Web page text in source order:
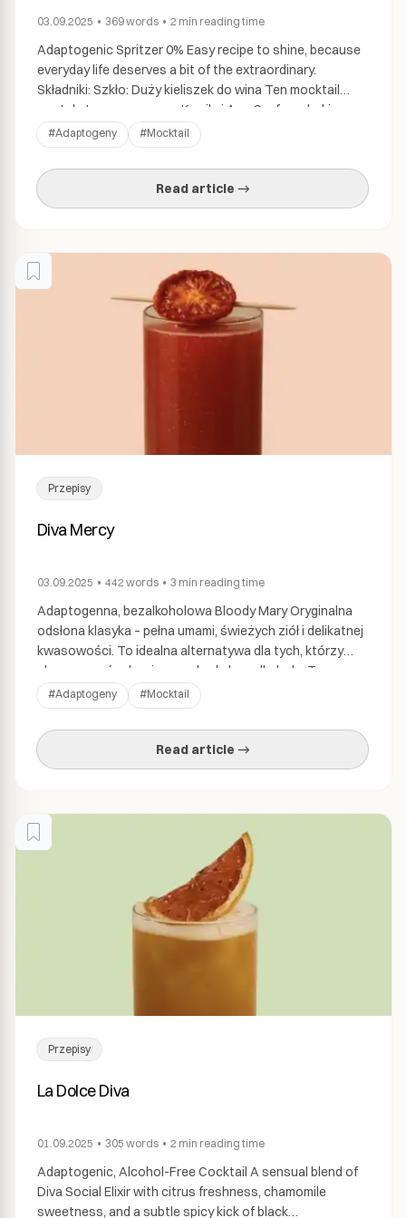
03.09.2025 • 369words • 2 min reading time
Adaptogenic Spritzer 0% Easy recipe to shine, because
everyday life deserves a bit of the extraordinary.
Składniki: Szkło: Duży kieliszek do wina Ten mocktail
został stworzony przez Kamilę i Agę Co-founderki
Shrooma. Przygotowanie: Wskazówki:Do tego przepisu
świetnie sprawdzi się klasyczny Indian Tonic dla bardziej
wytrawnego smaku. Polecamy również wypróbować
toniki o nutach kwiatowych lub czerwonych owoców,
[…]
#Adaptogeny #Mocktail
Read article →
Przepisy
Diva Mercy
03.09.2025 • 442 words • 3 min reading time
Adaptogenna, bezalkoholowa Bloody Mary Oryginalna
odsłona klasyka – pełna umami, świeżych ziół i delikatnej
kwasowości. To idealna alternatywa dla tych, którzy
chcą poczuć odważny smak, ale bez alkoholu. Ten
koktail stworzyła Sara, którą możecie spotkać w Mercy
Brown w Krakowie – jedno z najbardziej kultowych miejsc
koktajlowych w Polsce. Jeśli jesteś w mieście i masz […]
#Adaptogeny #Mocktail
Read article →
Przepisy
La Dolce Diva
01.09.2025 • 305 words • 2 min reading time
Adaptogenic, Alcohol-Free Cocktail A sensual blend of
Diva Social Elixir with citrus freshness, chamomile
sweetness, and a subtle spicy kick of black